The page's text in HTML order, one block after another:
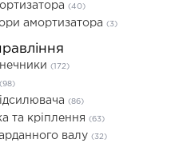
(40)
амортизатора (3)
(172)
(98)
(86)
та кріплення (63)
валу (32)